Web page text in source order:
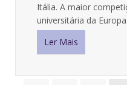
Itália. A maior
universitária da
Ler Mais